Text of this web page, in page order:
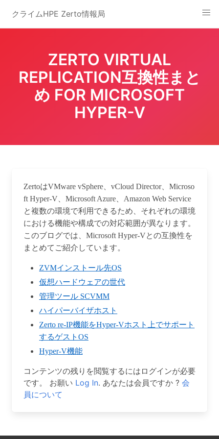
content
クライムHPE Zerto情報局
ZERTO VIRTUAL
REPLICATION互換性まと
め FOR MICROSOFT
HYPER-V
ZertoはVMware vSphere、vCloud Director、Microso
ft Hyper-V、Microsoft Azure、Amazon Web Service
と複数の環境で利用できるため、それぞれの環境
における機能や構成での対応範囲が異なります。
このブログでは、Microsoft Hyper-Vとの互換性を
まとめてご紹介しています。
ZVMインストール先OS
仮想ハードウェアの世代
管理ツール SCVMM
ハイパーバイザホスト
Zerto re-IP機能をHyper-Vホスト上でサポート
するゲストOS
Hyper-V機能
コンテンツの残りを閲覧するにはログインが必要
です。 お願い Log In. あなたは会員ですか ? 会
員について